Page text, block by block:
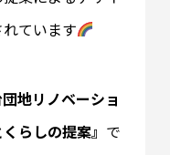
ています
地リノベーショ
らしの提案』 で